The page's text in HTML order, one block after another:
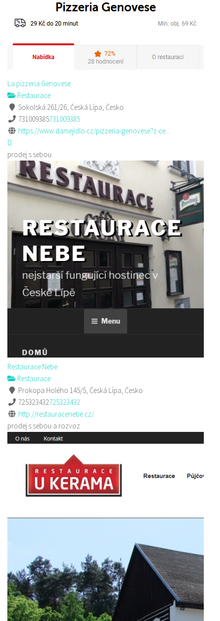
La pizzeria Genovese
Restaurace
Sokolská 261/26, Česká Lípa, Česko
731009385731009385
https://www.damejidlo.cz/pizzeria-genovese?z-ce...
prodej s sebou
Restaurace Nebe
Restaurace
Prokopa Holého 145/5, Česká Lípa, Česko
725323432725323432
http://restauracenebe.cz/
prodej s sebou a rozvoz